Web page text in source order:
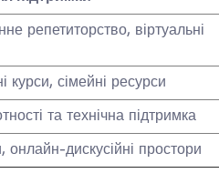
репетиторство, віртуальні
курси, сімейні ресурси
та технічна підтримка
онлайн-дискусійні простори